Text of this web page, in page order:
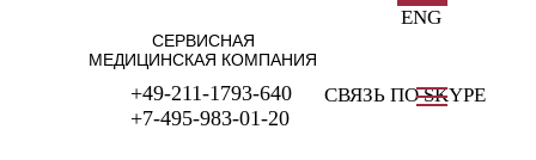
СЕРВИСНАЯ
МЕДИЦИНСКАЯ КОМПАНИЯ
+49-211-1793-640
+7-495-983-01-20
СВЯЗЬ ПО SKYPE
ENG